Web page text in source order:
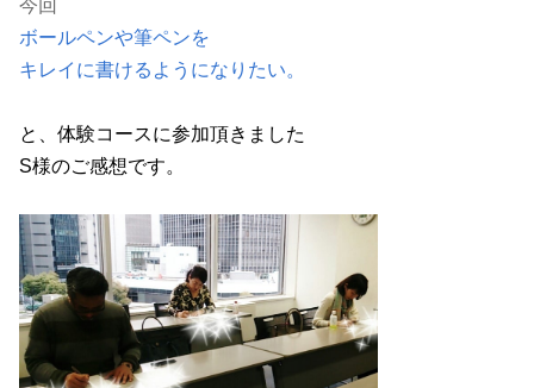
今回
ボールペンや筆ペンを
キレイに書けるようになりたい。
と、体験コースに参加頂きました
S様のご感想です。